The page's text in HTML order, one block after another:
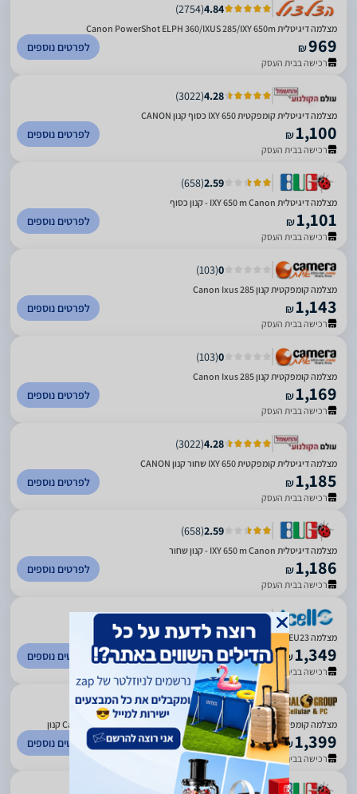
4.84
(
2754
)
מצלמה דיגיטלית Canon PowerShot ELPH 360/IXUS 285/IXY 650m
₪969
רכישה בבית העסק
לפרטים נוספים
4.28
(
3022
)
מצלמה דיגיטלית קומפקטית IXY 650 כסוף קנון CANON
₪1,100
רכישה בבית העסק
לפרטים נוספים
2.59
(
658
)
מצלמה דיגיטלית IXY 650 m Canon - קנון כסוף
₪1,101
רכישה בבית העסק
לפרטים נוספים
0
(
103
)
מצלמה קומפקטית קנון Canon Ixus 285
₪1,143
רכישה בבית העסק
לפרטים נוספים
0
(
103
)
מצלמה קומפקטית קנון Canon Ixus 285
₪1,169
רכישה בבית העסק
לפרטים נוספים
4.28
(
3022
)
מצלמה דיגיטלית קומפקטית IXY 650 שחור קנון CANON
₪1,185
רכישה בבית העסק
לפרטים נוספים
2.59
(
658
)
מצלמה דיגיטלית IXY 650 m Canon - קנון שחור
₪1,186
רכישה בבית העסק
לפרטים נוספים
2.78
(
242
)
מצלמה Canon IXUS 285HS Silver EU23
₪1,349
רכישה בבית העסק
לפרטים נוספים
4.43
110
)
מצלמה ‏קומפקטית Canon PowerShot ELPH 360 HS/IXUS 285 HS/IXY 650 קנון
₪1,399
רכישה בבית העסק
לפרטים נוספים